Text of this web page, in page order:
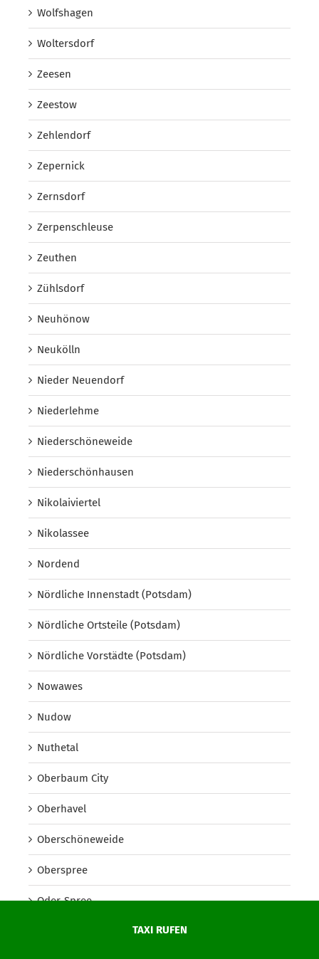
TAXI RUFEN
Wolfshagen
Woltersdorf
Zeesen
Zeestow
Zehlendorf
Zepernick
Zernsdorf
Zerpenschleuse
Zeuthen
Zühlsdorf
Neuhönow
Neukölln
Nieder Neuendorf
Niederlehme
Niederschöneweide
Niederschönhausen
Nikolaiviertel
Nikolassee
Nordend
Nördliche Innenstadt (Potsdam)
Nördliche Ortsteile (Potsdam)
Nördliche Vorstädte (Potsdam)
Nowawes
Nudow
Nuthetal
Oberbaum City
Oberhavel
Oberschöneweide
Oberspree
Oder-Spree